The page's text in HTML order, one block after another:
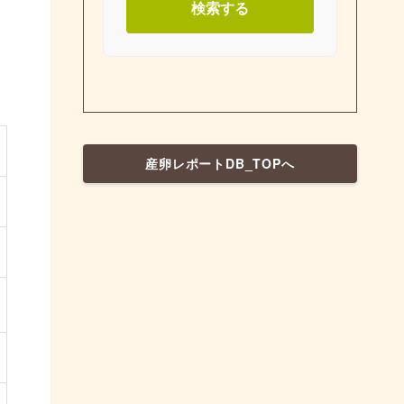
検索する
産卵レポートDB_TOPへ